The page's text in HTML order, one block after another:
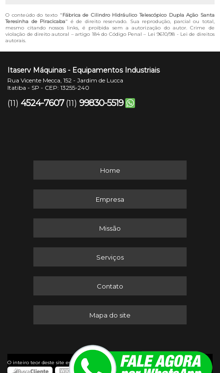
O conteúdo do texto "Fábrica de Cilindro Hidráulico Telescópico Dupla Ação Santa
Teresinha de Piracicaba" é de direito reservado. Sua reprodução, parcial ou total,
mesmo citando nossos links, é proibida sem a autorização do autor. Crime de
violação de direito autoral – artigo 184 do Código Penal – Lei 9610/98 - Lei de direitos
autorais.
Itaserv Máquinas - Equipamentos Industriais
Rua Vicente Mecca, 152 - Jardim de Lucca
Itatiba - SP - CEP: 13255-240
(11) 4524-7607 (11) 99830-5519
Home
Empresa
Missão
Serviços
Contato
Mapa do site
O inteiro teor deste site está sujeito à proteção de direitos autorais. Copyright ©
Itaserv Máquinas (Lei 9610 de 19/02/1998)